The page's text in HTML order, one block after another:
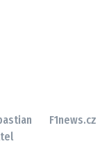
F1news.cz